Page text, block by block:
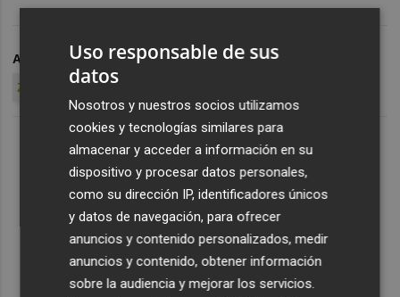
ARCHIVADO EN HÉRCULES CF IVF
JUAN CARLOS
ZASSH TECNOLÓGICA
Uso responsable de sus
datos
Nosotros y nuestros socios utilizamos
cookies y tecnologías similares para
almacenar y acceder a información en su
dispositivo y procesar datos personales,
como su dirección IP, identificadores únicos
y datos de navegación, para ofrecer
anuncios y contenido personalizados, medir
anuncios y contenido, obtener información
sobre la audiencia y mejorar los servicios.